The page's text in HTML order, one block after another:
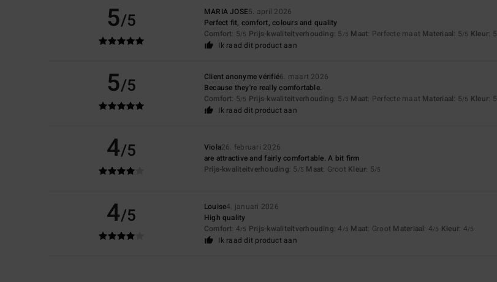
5/5 MARIA JOSE5. april 2026
Perfect fit, comfort, colours and quality
Comfort: 5/5 Prijs-kwaliteitverhouding: 5 /5 Maat: Perfecte maat Materiaal: 5/5 Kleur: 5
Ik raad dit product aan
5/5 Client anonyme vérifié6. maart 2026
Because they're really comfortable.
Comfort: 5/5 Prijs-kwaliteitverhouding: 5 /5 Maat: Perfecte maat Materiaal: 5/5 Kleur: 5
Ik raad dit product aan
4/5 Viola26. februari 2026
are attractive and fairly comfortable. A bit firm
Prijs-kwaliteitverhouding: 5 /5 Maat: Groot Kleur: 5/5
4/5 Louise4. januari 2026
High quality
Comfort: 4/5 Prijs-kwaliteitverhouding: 4 /5 Maat: Groot Materiaal: 4/5 Kleur: 4/5
Ik raad dit product aan